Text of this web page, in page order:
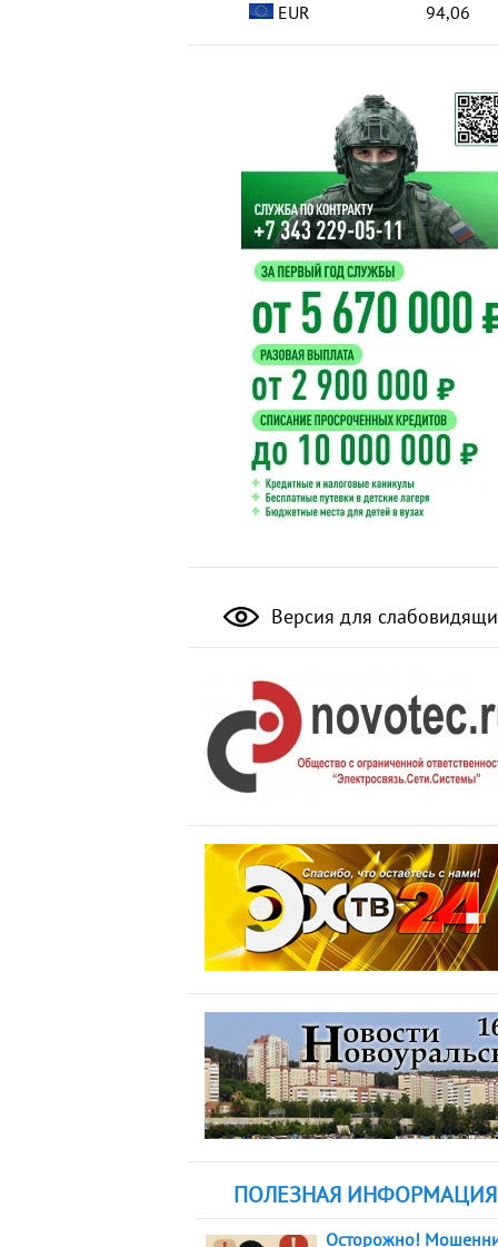
EUR
94,06
Версия для
ПОЛЕЗНАЯ ИНФОРМАЦИЯ
Осторожно!